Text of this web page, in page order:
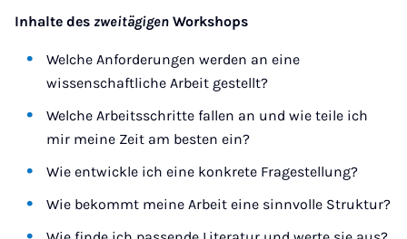
Inhalte des zweitägigen Workshops
Welche Anforderungen werden an eine
wissenschaftliche Arbeit gestellt?
Welche Arbeitsschritte fallen an und wie teile ich
mir meine Zeit am besten ein?
Wie entwickle ich eine konkrete Fragestellung?
Wie bekommt meine Arbeit eine sinnvolle Struktur?